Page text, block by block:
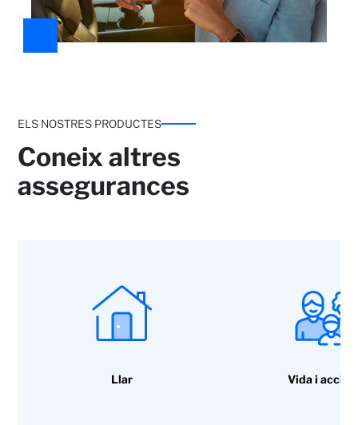
menys de 2 anys i a valor venal si en té més
ELS NOSTRES PRODUCTES
Coneix altres
assegurances
Llar Vida i